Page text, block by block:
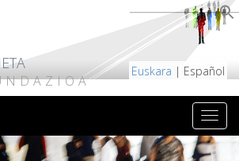
Euskara | Español